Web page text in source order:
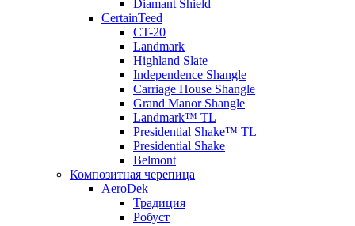
Diamant Shield
CertainTeed
CT-20
Landmark
Highland Slate
Independence Shangle
Carriage House Shangle
Grand Manor Shangle
Landmark™ TL
Presidential Shake™ TL
Presidential Shake
Belmont
Композитная черепица
AeroDek
Традиция
Робуст